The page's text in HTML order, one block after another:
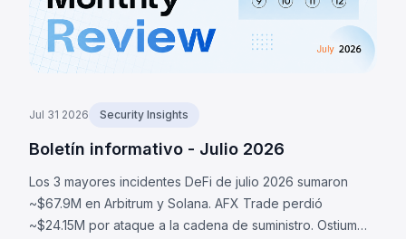
Jul 31 2026 Security Insights
Boletín informativo - Julio 2026
Los 3 mayores incidentes DeFi de julio 2026 sumaron
~$67.9M en Arbitrum y Solana. AFX Trade perdió
~$24.15M por ataque a la cadena de suministro. Ostium